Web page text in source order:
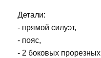
Детали:
- прямой силуэт,
- пояс,
- 2 боковых